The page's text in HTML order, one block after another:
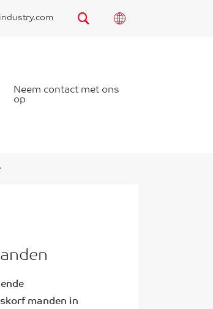
Neem contact met ons
op
manden in